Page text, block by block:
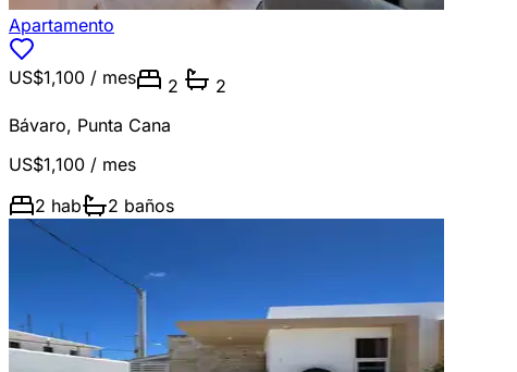
Apartamento
US$1,100 / mes 2
2
Bávaro, Punta Cana
US$1,100 / mes
2 hab 2 baños